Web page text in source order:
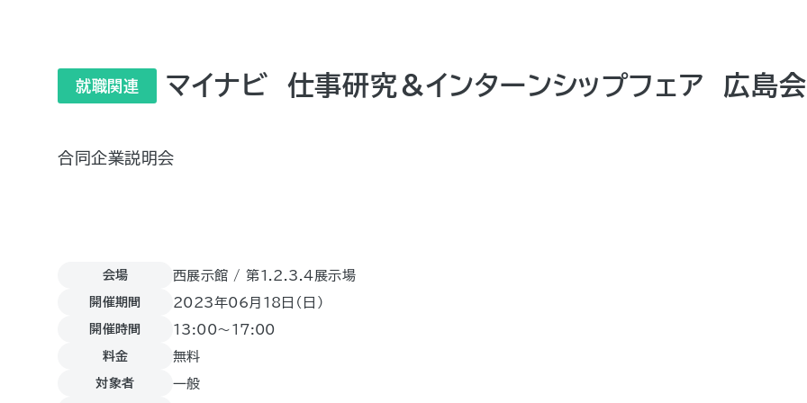
就職関連 マイナビ 仕事研究＆インターンシップフェア 広島
合同企業説明会
会場 西展示館 / 第1.2.3.4展示場
開催期間 2023年06月18日（日)
開催時間 13:00～17:00
料金 無料
対象者 一般